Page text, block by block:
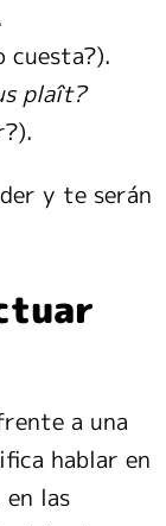
plaît?
y te serán
a una
hablar en
las